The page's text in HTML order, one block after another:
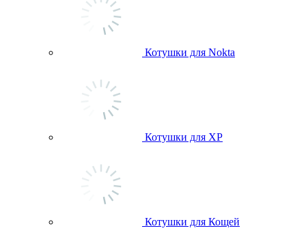
Котушки для Nokta
Котушки для ХР
Котушки для Кощей